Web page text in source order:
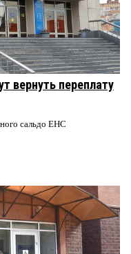
вернуть переплату
сальдо ЕНС